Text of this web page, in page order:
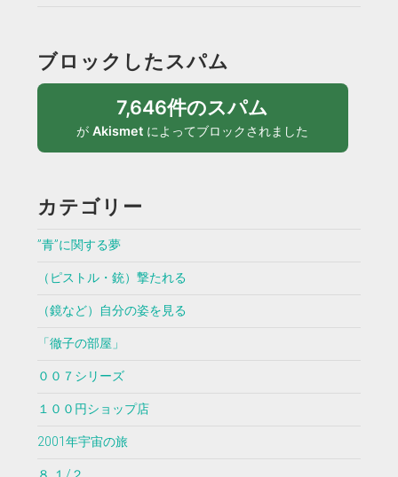
ブロックしたスパム
7,646件のスパム
がAkismet によってブロックされました
カテゴリー
”青”に関する夢
（ピストル・銃）撃たれる
（鏡など）自分の姿を見る
「徹子の部屋」
００７シリーズ
１００円ショップ店
2001年宇宙の旅